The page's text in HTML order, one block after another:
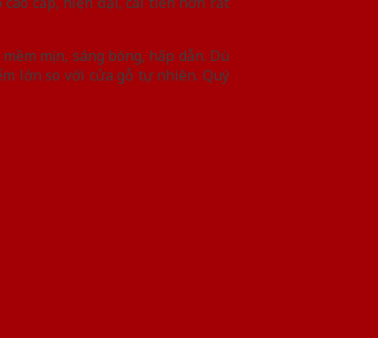
mịn, sáng bóng, hấp dẫn. Dù
lớn so với cửa gỗ tự nhiên. Quý